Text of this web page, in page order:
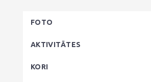
FOTO
AKTIVITĀTES
KORI